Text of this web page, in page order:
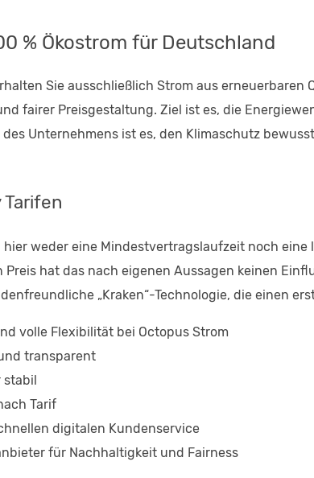
% Ökostrom für Deutschland
Sie ausschließlich Strom aus
fairer Preisgestaltung. Ziel ist es, die
Unternehmens ist es, den Klimaschutz
weder eine Mindestvertragslaufzeit noch
hat das nach eigenen Aussagen keinen
„Kraken“-Technologie, die einen
volle Flexibilität bei Octopus Strom
transparent
stabil
Tarif
digitalen Kundenservice
für Nachhaltigkeit und Fairness